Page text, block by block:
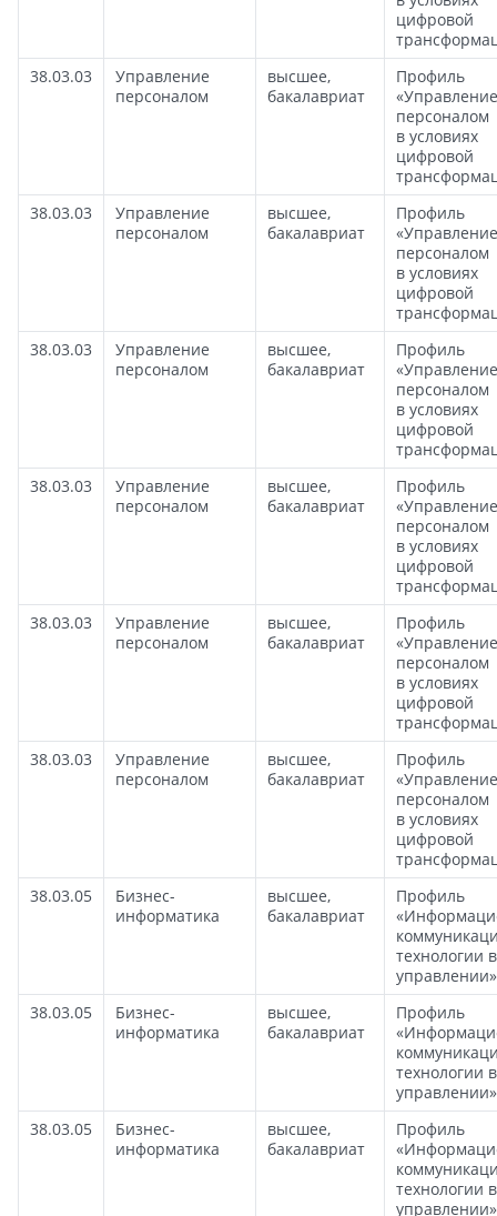
цифровой
38.03.03
Управление
персоналом
высшее,
бакалавриат
Профиль
«Управление
персоналом
в условиях
цифровой
38.03.03
Управление
персоналом
высшее,
бакалавриат
Профиль
«Управление
персоналом
в условиях
цифровой
38.03.03
Управление
персоналом
высшее,
бакалавриат
Профиль
«Управление
персоналом
в условиях
цифровой
38.03.03
Управление
персоналом
высшее,
бакалавриат
Профиль
«Управление
персоналом
в условиях
цифровой
38.03.03
Управление
персоналом
высшее,
бакалавриат
Профиль
«Управление
персоналом
в условиях
цифровой
38.03.03
Управление
персоналом
высшее,
бакалавриат
Профиль
«Управление
персоналом
в условиях
цифровой
38.03.05
Бизнес-
информатика
высшее,
бакалавриат
Профиль
технологии в
управлении»
38.03.05
Бизнес-
информатика
высшее,
бакалавриат
Профиль
технологии в
управлении»
38.03.05
Бизнес-
информатика
высшее,
бакалавриат
Профиль
технологии в
управлении»